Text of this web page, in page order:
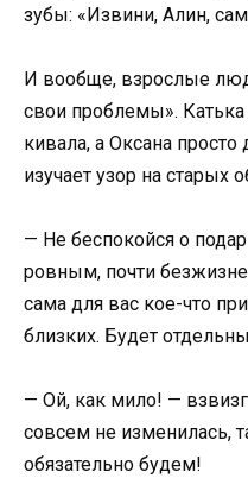
зубы: «Извини, Алин,
И вообще, взрослые
свои проблемы». Катька
кивала, а Оксана
изучает узор на старых
— Не беспокойся о
ровным, почти
сама для вас кое-что
близких. Будет
— Ой, как мило! —
совсем не изменилась,
обязательно будем!